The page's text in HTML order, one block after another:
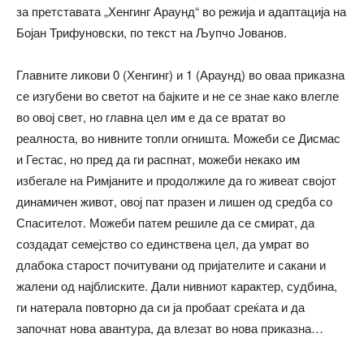
за претставата „Хенгинг Араунд“ во режија и адаптација на
Бојан Трифуновски, по текст на Љупчо Јованов.
Главните ликови 0 (Хенгинг) и 1 (Араунд) во оваа приказна
се изгубени во светот на бајките и не се знае како влегле
во овој свет, но главна цел им е да се вратат во
реалноста, во нивните топли огништа. Можеби се Дисмас
и Гестас, но пред да ги распнат, можеби некако им
избегале на Римјаните и продолжиле да го живеат својот
динамичен живот, овој пат празен и лишен од средба со
Спасителот. Можеби патем решиле да се смират, да
создадат семејство со единствена цел, да умрат во
длабока старост почитувани од пријателите и сакани и
жалени од најблиските. Дали нивниот карактер, судбина,
ги натерала повторно да си ја пробаат среќата и да
започнат нова авантура, да влезат во нова приказна…